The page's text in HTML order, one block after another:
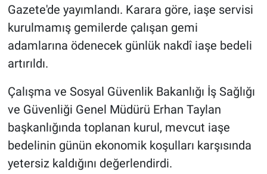
Gazete'de yayımlandı. Karara göre, iaşe servisi
kurulmamış gemilerde çalışan gemi
adamlarına ödenecek günlük nakdî iaşe bedeli
artırıldı.
Çalışma ve Sosyal Güvenlik Bakanlığı İş Sağlığı
ve Güvenliği Genel Müdürü Erhan Taylan
başkanlığında toplanan kurul, mevcut iaşe
bedelinin günün ekonomik koşulları karşısında
yetersiz kaldığını değerlendirdi.